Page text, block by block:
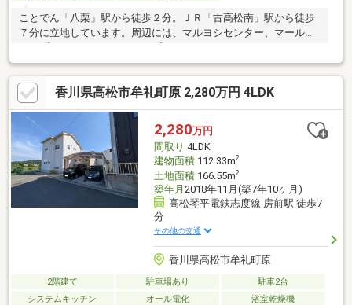
ことでん「八栗」駅から徒歩２分。ＪＲ「古高松南」駅から徒歩
７分に立地しています。周辺には、マルヨシセンター、マール、
ディなど、生活便利施設が充実しています。建物は、鉄筋コンク
リート造の４階建て。屋上からは、屋島や、五剣山が望める素敵
な眺望。スペースもゆったりしており、屋上でＢＢＱ等楽しむこ
ともできますよ。室内は、改装が必要な状態となります。用途に
合わせて、お好きなようにリノベーションされるのがおすすめで
す。例えば、２、３階を住居として使用して、１階部分を店舗や
事務所としてご自身で使用されたり、賃貸に出して収益を得るな
どもおすすめです。
香川県高松市牟礼町原 2,280万円 4LDK
2,280万円
間取り 4LDK
建物面積112.33m2
土地面積166.55m2
築年月 2018年11月(築7年10ヶ月)
高松琴平電鉄志度線 房前駅 徒歩7
分
その他の交通
香川県高松市牟礼町原
2階建て 駐車場あり
駐車2台
システムキッチン
オール電化 浴室乾燥機